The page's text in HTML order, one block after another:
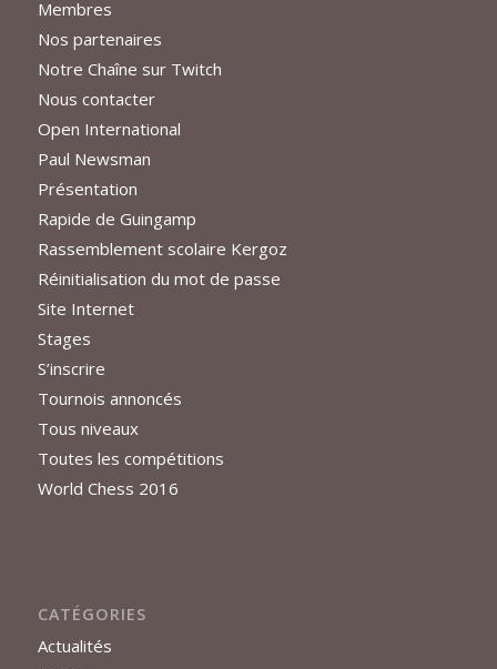
Membres
Nos partenaires
Notre Chaîne sur Twitch
Nous contacter
Open International
Paul Newsman
Présentation
Rapide de Guingamp
Rassemblement scolaire Kergoz
Réinitialisation du mot de passe
Site Internet
Stages
S’inscrire
Tournois annoncés
Tous niveaux
Toutes les compétitions
World Chess 2016
CATÉGORIES
Actualités